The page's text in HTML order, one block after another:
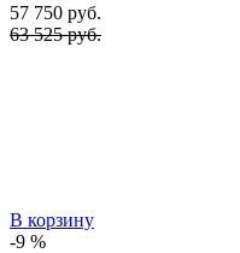
57 750 руб.
63 525 руб.
В корзину
-9 %